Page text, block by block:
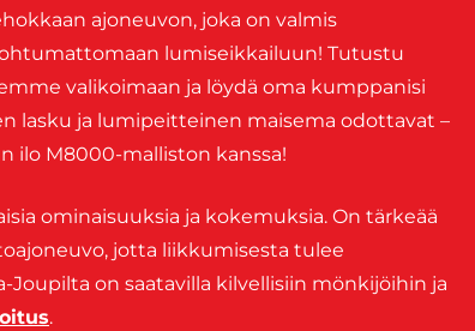
ajoneuvon, joka on valmis
lumiseikkailuun! Tutustu
valikoimaan ja löydä oma kumppanisi
lasku ja lumipeitteinen maisema odottavat –
ilo M8000-malliston kanssa!
ominaisuuksia ja kokemuksia. On tärkeää
jotta liikkumisesta tulee
Joupilta on saatavilla kilvellisiin mönkijöihin ja
.